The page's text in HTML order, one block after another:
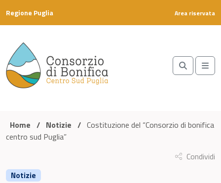
Regione Puglia Area riservata
Search
Home / Notizie / Costituzione del “Consorzio di bonifica
centro sud Puglia”
Condividi
Notizie